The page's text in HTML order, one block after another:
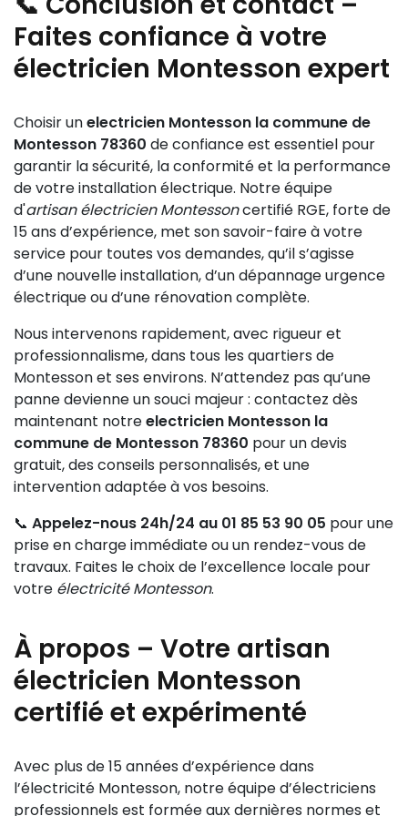
compter sur un suivi personnalisé et une intervention
rapide. Ces garanties sont un gage de qualité et de
sérénité pour tout projet d’électricité Montesson.
éclairer (entrée, allée, jardin), prévoir un accès facile
au tableau électrique, vérifier la présence d’une mise
à la terre conforme, et s’assurer que les câbles
existants sont adaptés à un usage extérieur. Notre
78360 vous conseille sur les meilleurs équipements
et réalise une installation sécurisée, intégrée à votre
environnement, avec respect de la phase et neutre
pour une efficacité optimale.
Faites confiance à votre
électricien Montesson expert
Choisir unelectricien Montesson la commune de
Montesson 78360 de confiance est essentiel pour
garantir la sécurité, la conformité et la performance
de votre installation électrique. Notre équipe
d'artisan électricien Montessoncertifié RGE, forte de
15 ans d’expérience, met son savoir-faire à votre
service pour toutes vos demandes, qu’il s’agisse
d’une nouvelle installation, d’un dépannage urgence
électrique ou d’une rénovation complète.
Nous intervenons rapidement, avec rigueur et
professionnalisme, dans tous les quartiers de
Montesson et ses environs. N’attendez pas qu’une
panne devienne un souci majeur : contactez dès
maintenant notreelectricien Montesson la
commune de Montesson 78360 pour un devis
gratuit, des conseils personnalisés, et une
intervention adaptée à vos besoins.
📞 Appelez-nous 24h/24 au 01 85 53 90 05 pour une
prise en charge immédiate ou un rendez-vous de
travaux. Faites le choix de l’excellence locale pour
votre électricité Montesson.
À propos – Votre artisan
électricien Montesson
certifié et expérimenté
Avec plus de 15 années d’expérience dans
l’électricité Montesson, notre équipe d’électriciens
professionnels est formée aux dernières normes et